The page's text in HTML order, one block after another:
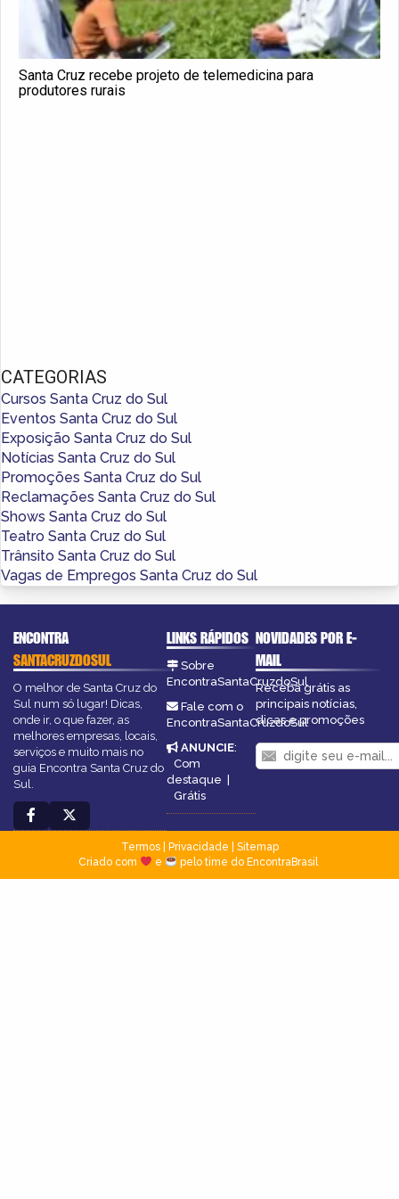
Santa Cruz recebe projeto de telemedicina para
produtores rurais
CATEGORIAS
Cursos Santa Cruz do Sul
Eventos Santa Cruz do Sul
Exposição Santa Cruz do Sul
Notícias Santa Cruz do Sul
Promoções Santa Cruz do Sul
Reclamações Santa Cruz do Sul
Shows Santa Cruz do Sul
Teatro Santa Cruz do Sul
Trânsito Santa Cruz do Sul
Vagas de Empregos Santa Cruz do Sul
ENCONTRA
SANTACRUZDOSUL
O melhor de Santa Cruz do
Sul num só lugar! Dicas,
onde ir, o que fazer, as
melhores empresas, locais,
serviços e muito mais no
guia Encontra Santa Cruz do
Sul.
LINKS RÁPIDOS
Sobre
EncontraSantaCruzdoSul
Fale com o
EncontraSantaCruzdoSul
ANUNCIE:
Com
destaque
Grátis
NOVIDADES POR E-
MAIL
Receba grátis as
principais notícias,
dicas e promoções
Termos| Privacidade
Sitemap
Criado com
e pelo time do EncontraBrasil